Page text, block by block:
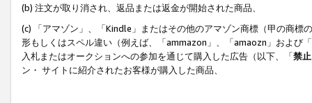
(b) 注文が取り消され、返品または返金が開始された商品、
(c) 「アマゾン」、「Kindle」またはその他のアマゾン商標（甲の商
形もしくはスペル違い（例えば、「ammazon」、「amaozn」および
入札またはオークションへの参加を通じて購入した広告（以下、「禁
ン・ サイトに紹介されたお客様が購入した商品、